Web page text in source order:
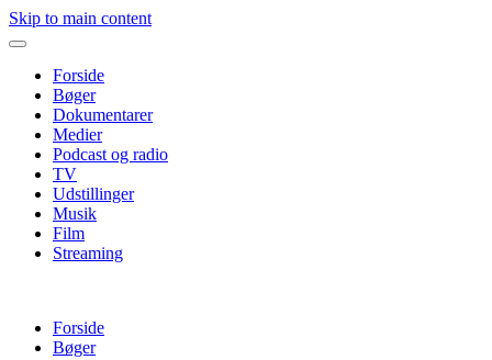
Skip to main content
Forside
Bøger
Dokumentarer
Medier
Podcast og radio
TV
Udstillinger
Musik
Film
Streaming
Forside
Bøger